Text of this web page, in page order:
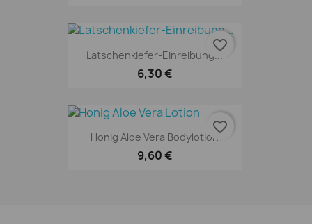
Latschenkiefer-Einreibung...
6,30 €
favorite_border
Honig Aloe Vera Bodylotion
9,60 €
favorite_border